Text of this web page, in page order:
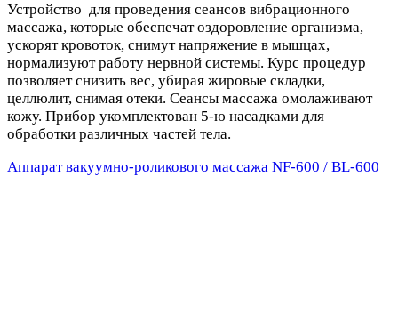
Устройство для проведения сеансов вибрационного
массажа, которые обеспечат оздоровление организма,
ускорят кровоток, снимут напряжение в мышцах,
нормализуют работу нервной системы. Курс процедур
позволяет снизить вес, убирая жировые складки,
целлюлит, снимая отеки. Сеансы массажа омолаживают
кожу. Прибор укомплектован 5-ю насадками для
обработки различных частей тела.
Аппарат вакуумно-роликового массажа NF-600 / BL-600